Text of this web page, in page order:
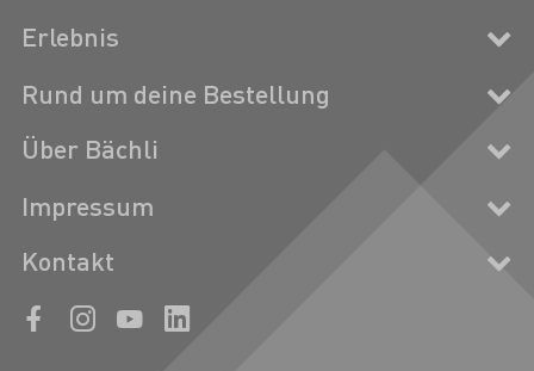
Erlebnis
Rund um deine Bestellung
Über Bächli
Impressum
Kontakt